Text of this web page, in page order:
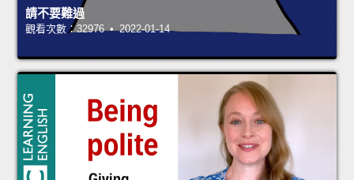
請不要難過
觀看次數：32976 • 2022-01-14